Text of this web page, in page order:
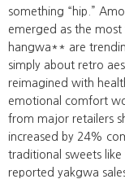
something “hip.”
emerged as the
hangwa** are
simply about retro
reimagined with
emotional comfort
from major retailers
increased by 24%
traditional sweets
reported yakgwa